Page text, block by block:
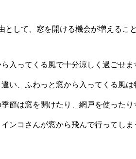
として、窓を開ける機会が増えるこ
入ってくる風で十分涼しく過ごせま
い、ふわっと窓から入ってくる風は
節は窓を開けたり、網戸を使ったり
ンコさんが窓から飛んで行ってし